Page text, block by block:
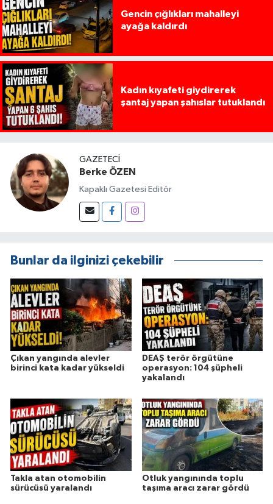
Gencin çığlıkları mahalleyi
ayağa kaldırdı
Kadın kıyafeti giydirerek
şantaj yapan şahıslar tutuklandı
GAZETECI
Berke ÖZEN
Kapaklı Gazetesi Editör
Bunlar da ilginizi çekebilir
Çıkan yangında alevler
birinci kata kadar yükseldi
DEAŞ terör örgütüne
operasyon: 104 şüpheli
yakalandı
Takla atan otomobilin
sürücüsü yaralandı
Otluk yangınında toplu
taşıma aracı zarar gördü